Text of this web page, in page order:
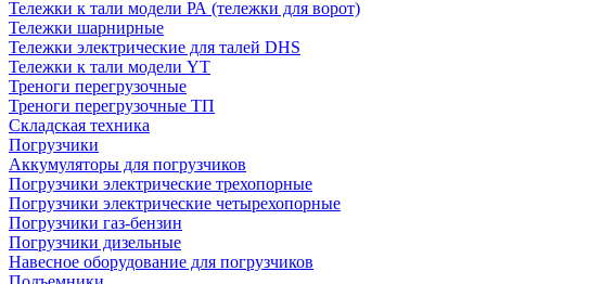
Тележки к тали модели РА (тележки для ворот)
Тележки шарнирные
Тележки электрические для талей DHS
Тележки к тали модели YT
Треноги перегрузочные
Треноги перегрузочные ТП
Складская техника
Погрузчики
Аккумуляторы для погрузчиков
Погрузчики электрические трехопорные
Погрузчики электрические четырехопорные
Погрузчики газ-бензин
Погрузчики дизельные
Навесное оборудование для погрузчиков